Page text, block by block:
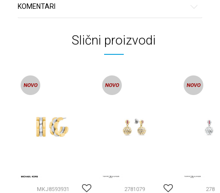
KOMENTARI
Slični proizvodi
MKJ8593931 2781079